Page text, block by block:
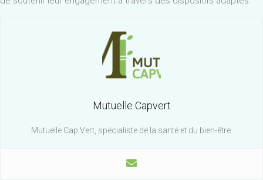
Mutuelle Capvert
Mutuelle Cap Vert, spécialiste de la santé et du bien-être.